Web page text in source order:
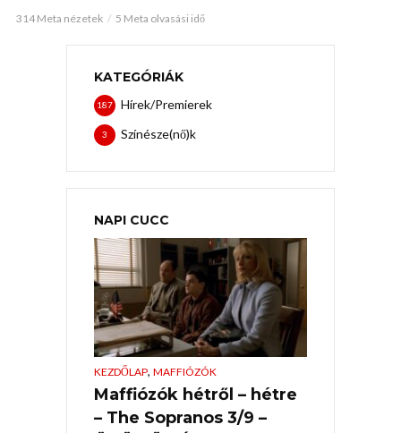
314 Meta nézetek 5 Meta olvasási idő
KATEGÓRIÁK
Hírek/Premierek
187
Színésze(nő)k
3
NAPI CUCC
KEZDŐLAP, MAFFIÓZÓK
Maffiózók hétről – hétre
– The Sopranos 3/9 –